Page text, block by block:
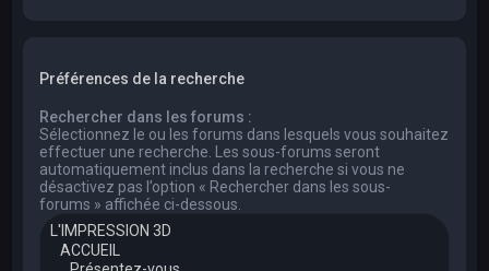
Préférences de la recherche
Rechercher dans les forums :
Sélectionnez le ou les forums dans lesquels vous souhaitez
effectuer une recherche. Les sous-forums seront
automatiquement inclus dans la recherche si vous ne
désactivez pas l’option « Rechercher dans les sous-
forums » affichée ci-dessous.